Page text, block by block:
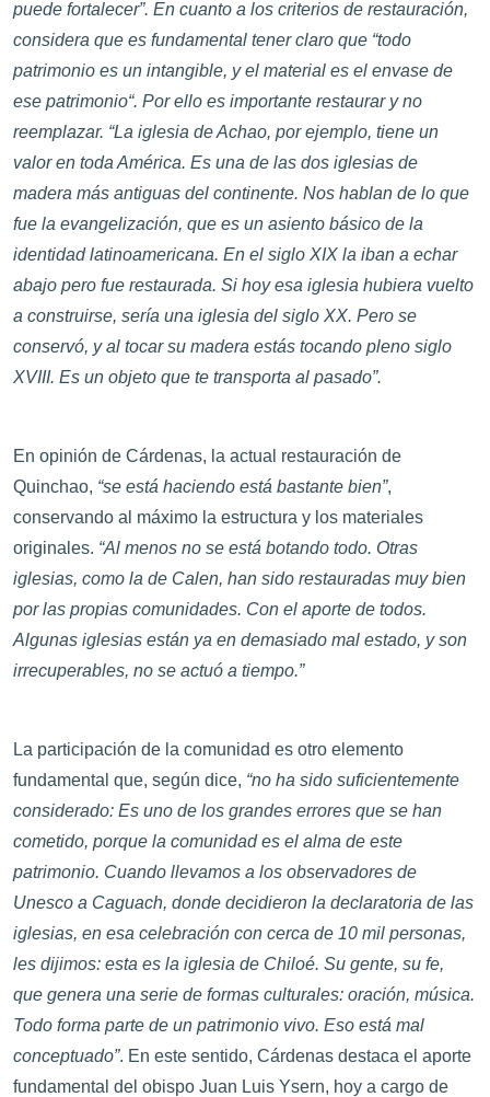
puede fortalecer”. En cuanto a los criterios de restauración,
considera que es fundamental tener claro que “todo
patrimonio es un intangible, y el material es el envase de
ese patrimonio“. Por ello es importante restaurar y no
reemplazar. “La iglesia de Achao, por ejemplo, tiene un
valor en toda América. Es una de las dos iglesias de
madera más antiguas del continente. Nos hablan de lo que
fue la evangelización, que es un asiento básico de la
identidad latinoamericana. En el siglo XIX la iban a echar
abajo pero fue restaurada. Si hoy esa iglesia hubiera vuelto
a construirse, sería una iglesia del siglo XX. Pero se
conservó, y al tocar su madera estás tocando pleno siglo
XVIII. Es un objeto que te transporta al pasado”.
En opinión de Cárdenas, la actual restauración de
Quinchao, “se está haciendo está bastante bien”,
conservando al máximo la estructura y los materiales
originales. “Al menos no se está botando todo. Otras
iglesias, como la de Calen, han sido restauradas muy bien
por las propias comunidades. Con el aporte de todos.
Algunas iglesias están ya en demasiado mal estado, y son
irrecuperables, no se actuó a tiempo.”
La participación de la comunidad es otro elemento
fundamental que, según dice, “no ha sido suficientemente
considerado: Es uno de los grandes errores que se han
cometido, porque la comunidad es el alma de este
patrimonio. Cuando llevamos a los observadores de
Unesco a Caguach, donde decidieron la declaratoria de las
iglesias, en esa celebración con cerca de 10 mil personas,
les dijimos: esta es la iglesia de Chiloé. Su gente, su fe,
que genera una serie de formas culturales: oración, música.
Todo forma parte de un patrimonio vivo. Eso está mal
conceptuado”. En este sentido, Cárdenas destaca el aporte
fundamental del obispo Juan Luis Ysern, hoy a cargo de